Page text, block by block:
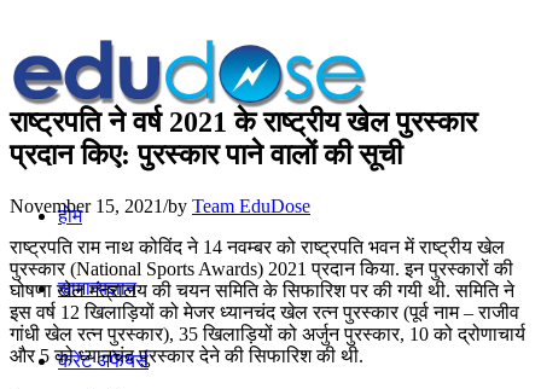
होम
सामान्यज्ञान
करेंट अफेयर्स
राष्ट्रपति ने वर्ष 2021 के राष्ट्रीय खेल पुरस्कार
प्रदान किए: पुरस्कार पाने वालों की सूची
November 15, 2021/by Team EduDose
राष्‍ट्रपति राम नाथ कोविंद ने 14 नवम्बर को राष्‍ट्रपति भवन में राष्‍ट्रीय खेल
पुरस्‍कार (National Sports Awards) 2021 प्रदान किया. इन पुरस्‍कारों की
घोषणा खेल मंत्रालय की चयन समिति के सिफारिश पर की गयी थी. समिति ने
इस वर्ष 12 खिलाड़ियों को मेजर ध्‍यानचंद खेल रत्‍न पुरस्‍कार (पूर्व नाम – राजीव
गांधी खेल रत्न पुरस्कार), 35 खिलाड़ियों को अर्जुन पुरस्कार, 10 को द्रोणाचार्य
और 5 को ध्यानचंद पुरस्‍कार देने की सिफारिश की थी.